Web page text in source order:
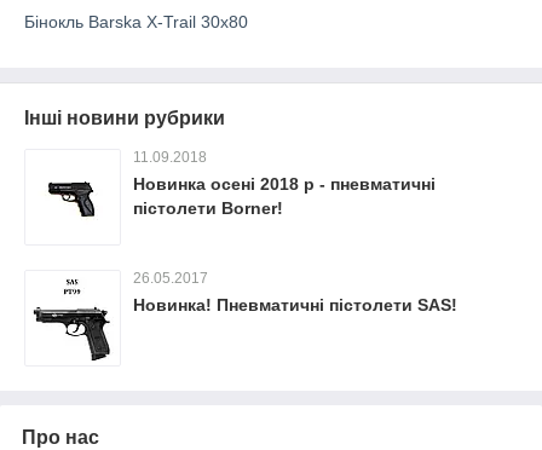
Бінокль Barska X-Trail 30x80
Інші новини рубрики
11.09.2018
Новинка осені 2018 р - пневматичні
пістолети Borner!
26.05.2017
Новинка! Пневматичні пістолети SAS!
Про нас